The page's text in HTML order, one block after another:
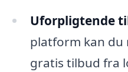
Uforpligtende
platform kan
gratis tilbud fra